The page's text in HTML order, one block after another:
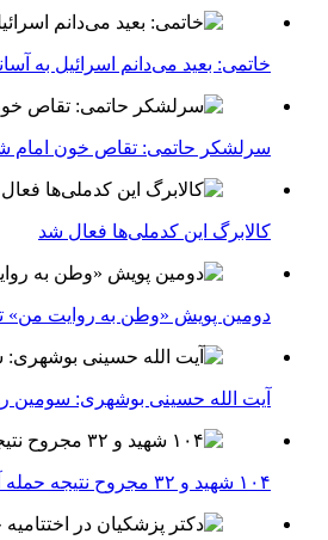
خاتمی: بعید می‌دانم اسرائیل به
سرلشکر حاتمی: تقاص خون امام
کالابرگ این کدملی‌ها فعال شد
دومین پویش «وطن به روایت من»
آیت الله حسینی بوشهری: سومین
۱۰۴ شهید و ۳۲ مجروح نتیجه حمله آمریکا به ناو دنا